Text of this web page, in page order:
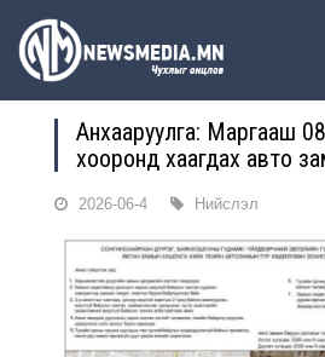
Анхааруулга: Маргааш
хооронд хаагдах авто
2026-06-4 Нийслэл